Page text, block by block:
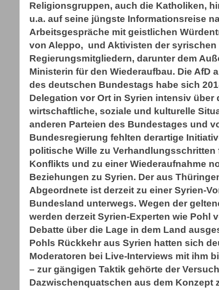
Religionsgruppen, auch die Katholiken,
u.a. auf seine jüngste Informationsreise
Arbeitsgespräche mit geistlichen
von Aleppo, und Aktivisten der syrischen
Regierungsmitgliedern, darunter dem
Ministerin für den Wiederaufbau. Die AfD
des deutschen Bundestags habe sich
Delegation vor Ort in Syrien intensiv über
wirtschaftliche, soziale und kulturelle
anderen Parteien des Bundestages und
Bundesregierung fehlten derartige
politische Wille zu
Konflikts und zu einer Wiederaufnahme
Beziehungen zu Syrien. Der aus
Abgeordnete ist derzeit zu einer Syrien-
Bundesland unterwegs. Wegen der
werden derzeit Syrien-Experten wie Pohl
Debatte über die Lage in dem Land
Pohls Rückkehr aus Syrien hatten sich
Moderatoren bei Live-Interviews mit ihm
– zur gängigen Taktik gehörte der
Dazwischenquatschen aus dem Konzept